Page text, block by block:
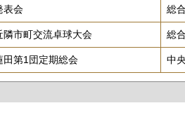
表会 総
隣市町交流卓球大会 総
田第1団定期総会 中